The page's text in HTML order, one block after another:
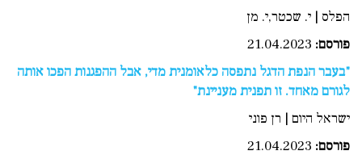
הפלס | י. שכטר,י. מן
פורסם:
"בעבר הנפת הדגל נתפסה כלאומנית מדי, אבל ההפגנות הפכו אותה
לגורם מאחד. זו תפנית מעניינת"
ישראל היום | רן פוני
פורסם: